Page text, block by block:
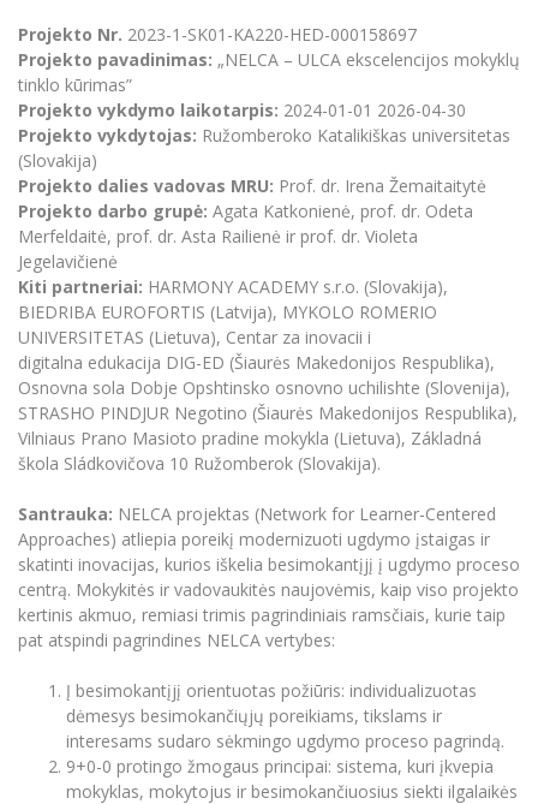
MRU pop vokalinis ansamblis (vadovas Artūras
MRU merginų choras
kompetencijų vertinimas ir pripažinimas
Kitos galimybės
Azijos centras
Vilniaus Karaliaus Sedžiongo institutas
Mokslo laboratorijos
Doktorantūra
Projektai
Akademinė leidyba
Mokymų LAB
Mokslo naujienos
Kasmetiniai mokslo renginiai
Veiklos dokumentai
Darbas MRU
Universiteto simbolika
Atributika
Naujienos
Tarptautiškumas
Studentams
Studentams
Partnerystės
Azijos centras
Vilniaus Karaliaus Sedžiongo institutas
Darbuotojams
Azijos centras
Vilniaus Karaliaus Sedžiongo institutas
Frankofoniškų šalių studijų centras
Darnus vystymasis
Privatumo politika
Viešai skelbiama informacija
Parama Ukrainai
Civilinė sauga
Korupcijos prevencija
Sūduvos akademija
Tinklalaidės
Bakalauro studijos
Magistrantūros studijos
Vadovų MBA
Švietimo ir kultūros vadovų MPA
Teisės LL.M.
Papildomosios studijos
Pedagogų rengimas
Doktorantūros studijos
Profesinės bakalauro studijos
Personalo valdymo centras
Privačių interesų deklaravimas
Informacija naujiems darbuotojams
Studijų Moodle (studijų vykdymui)
Studijų tvarkaraštis
Informacinė sistema "Studijos"
Darbuotojų elektroninis paštas
Daugiafaktorinė autentifikacija universiteto
darbuotojams (MFA)
Mokslininkų profiliai "CRIS"
Bendruomenės gerovė
Darbuotojų kvalifikacijos kėlimas
MRU norminių teisės aktų duomenų bazė
Projekto Nr. 2023-1-SK01-KA220-HED-000158697
Projekto pavadinimas: „NELCA – ULCA ekscelencijos mokyklų
tinklo kūrimas”
Projekto vykdymo laikotarpis: 2024-01-01 2026-04-30
Projekto vykdytojas: Ružomberoko Katalikiškas universitetas
(Slovakija)
Projekto dalies vadovas MRU: Prof. dr. Irena Žemaitaitytė
Projekto darbo grupė: Agata Katkonienė, prof. dr. Odeta
Merfeldaitė, prof. dr. Asta Railienė ir prof. dr. Violeta
Jegelavičienė
Kiti partneriai: HARMONY ACADEMY s.r.o. (Slovakija),
BIEDRIBA EUROFORTIS (Latvija), MYKOLO ROMERIO
UNIVERSITETAS (Lietuva), Centar za inovacii i
digitalna edukacija DIG-ED (Šiaurės Makedonijos Respublika),
Osnovna sola Dobje Opshtinsko osnovno uchilishte (Slovenija),
STRASHO PINDJUR Negotino (Šiaurės Makedonijos Respublika),
Vilniaus Prano Masioto pradine mokykla (Lietuva), Základná
škola Sládkovičova 10 Ružomberok (Slovakija).
Santrauka: NELCA projektas (Network for Learner-Centered
Approaches) atliepia poreikį modernizuoti ugdymo įstaigas ir
skatinti inovacijas, kurios iškelia besimokantįjį į ugdymo proceso
centrą. Mokykitės ir vadovaukitės naujovėmis, kaip viso projekto
kertinis akmuo, remiasi trimis pagrindiniais ramsčiais, kurie taip
pat atspindi pagrindines NELCA vertybes:
Į besimokantįjį orientuotas požiūris: individualizuotas
dėmesys besimokančiųjų poreikiams, tikslams ir
interesams sudaro sėkmingo ugdymo proceso pagrindą.
9+0-0 protingo žmogaus principai: sistema, kuri įkvepia
mokyklas, mokytojus ir besimokančiuosius siekti ilgalaikės